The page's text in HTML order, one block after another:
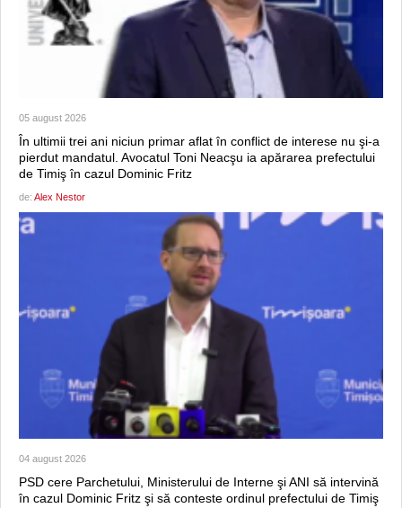
05 august 2026
În ultimii trei ani niciun primar aflat în conflict de interese nu şi-a
pierdut mandatul. Avocatul Toni Neacşu ia apărarea prefectului
de Timiş în cazul Dominic Fritz
de: Alex Nestor
04 august 2026
PSD cere Parchetului, Ministerului de Interne şi ANI să intervină
în cazul Dominic Fritz şi să conteste ordinul prefectului de Timiş